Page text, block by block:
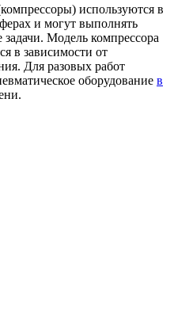
используются в
и могут выполнять
задачи. Модель компрессора
в зависимости от
Для разовых работ
оборудование в